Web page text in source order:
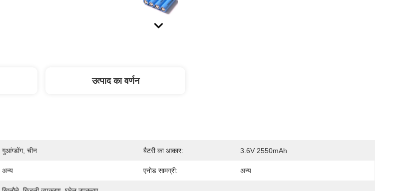
उत्पाद का वर्णन
गुआंग्डोंग, चीन बैटरी का आकार: 3.6V 2550mAh
अन्य एनोड सामग्री: अन्य